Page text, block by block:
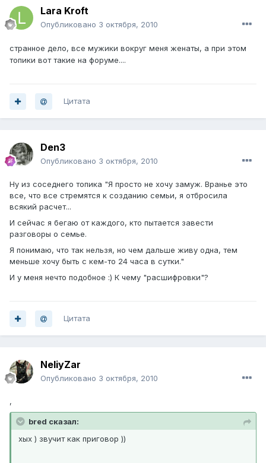
Lara Kroft
Опубликовано 3 октября, 2010
странное дело, все мужики вокруг меня женаты, а при этом
топики вот такие на форуме....
Цитата
Den3
Опубликовано 3 октября, 2010
Ну из соседнего топика "Я просто не хочу замуж. Вранье это
все, что все стремятся к созданию семьи, я отбросила
всякий расчет...
И сейчас я бегаю от каждого, кто пытается завести
разговоры о семье.
Я понимаю, что так нельзя, но чем дальше живу одна, тем
меньше хочу быть с кем-то 24 часа в сутки."
И у меня нечто подобное :) К чему "расшифровки"?
Цитата
NeliyZar
Опубликовано 3 октября, 2010
,
bred сказал:
хых ) звучит как приговор ))